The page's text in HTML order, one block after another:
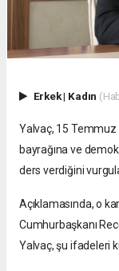
Erkek| Kadın
Yalvaç, 15 Temmuz
bayrağına ve
ders verdiğini
Açıklamasında, o
Cumhurbaşkanı
Yalvaç, şu ifadeleri